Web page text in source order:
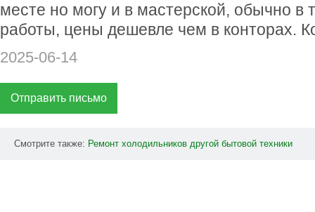
месте но могу и в мастерской, обычно в
работы, цены дешевле чем в конторах.
2025-06-14
Отправить письмо
Смотрите также: Ремонт холодильников другой бытовой техники